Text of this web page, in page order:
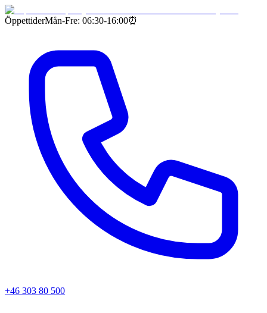
ÖppettiderMån-Fre: 06:30-16:00⏰
+46 303 80 500